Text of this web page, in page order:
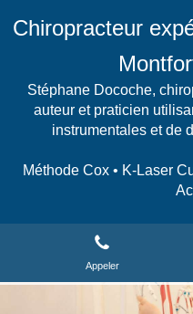
Chiropracteur
Stéphane Docoche,
auteur et praticien
instrumentales et de
Méthode Cox • K-Laser
Appeler